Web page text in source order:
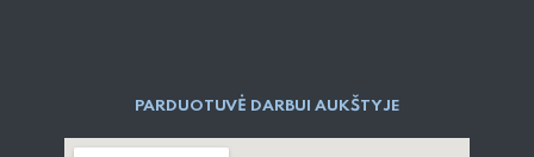
PARDUOTUVĖ DARBUI AUKŠTYJE